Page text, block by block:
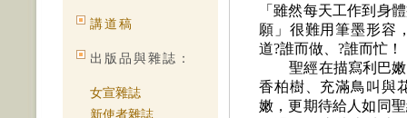
講道稿
出版品與雜誌：
女宣雜誌
新使者雜誌
「雖然每天工作到身
願」很難用筆墨形容
道?誰而做、?誰而忙！
聖經在描寫利巴
香柏樹、充滿鳥叫與
嫩，更期待給人如同